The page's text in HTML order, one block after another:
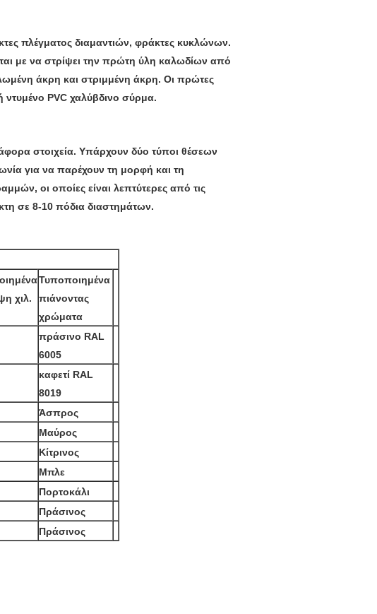
πλέγματος διαμαντιών, φράκτες κυκλώνων.
με να στρίψει την πρώτη ύλη καλωδίων από
άκρη και στριμμένη άκρη. Οι πρώτες
PVC χαλύβδινο σύρμα.
στοιχεία. Υπάρχουν δύο τύποι θέσεων
για να παρέχουν τη μορφή και τη
οι οποίες είναι λεπτύτερες από τις
σε 8-10 πόδια διαστημάτων.
χιλ.
Τυποποιημένα
πιάνοντας
χρώματα
πράσινο RAL
6005
καφετί RAL
8019
Άσπρος
Μαύρος
Κίτρινος
Μπλε
Πορτοκάλι
Πράσινος
Πράσινος